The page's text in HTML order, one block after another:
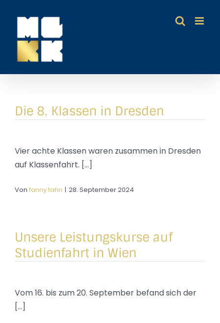
Inhalt
springen
Die 8. Klassen in Dresden
Vier achte Klassen waren zusammen in Dresden
auf Klassenfahrt. [...]
Von fanny.tahn | 28. September 2024
Unsere Leistungskurse auf
Studienfahrt in Wien
Vom 16. bis zum 20. September befand sich der
[...]